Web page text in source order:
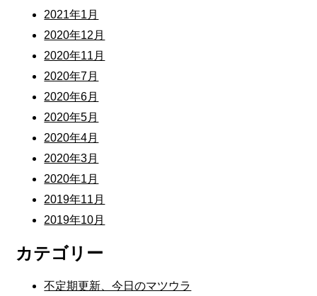
2021年1月
2020年12月
2020年11月
2020年7月
2020年6月
2020年5月
2020年4月
2020年3月
2020年1月
2019年11月
2019年10月
カテゴリー
不定期更新、今日のマツウラ